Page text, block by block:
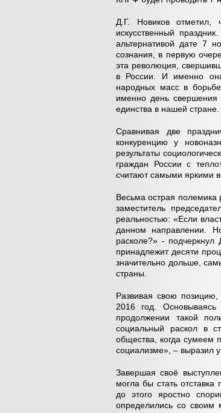
Д.Г. Новиков
искусственный
альтернативой дате 7
сознания, в первую
эта революция,
в России. И именно
народных масс в
именно день свершения
единства в нашей стране.
Сравнивая две
конкуренцию у
результаты
граждан России с
считают самыми яркими
Весьма острая полемика
заместитель
реальностью: «Если
данном направлении.
расколе?» -
принадлежит десяти
значительно дольше,
страны.
Развивая свою позицию,
2016 год.
продолжении такой
социальный раскол в
общества, когда сумеем
социализме», – выразил
Завершая своё
могла бы стать
до этого яростно
определились со